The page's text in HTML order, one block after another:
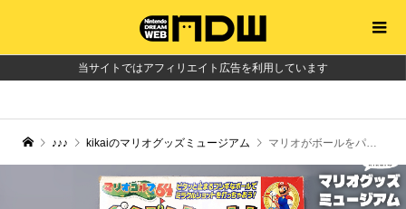
当サイトではアフィリエイト広告を利用しています
♪♪♪ kikaiのマリオグッズミュージアム マリオがボールをパシっと打つ！本格派のゴルフゲームおもちゃ【kikaiのマリオグッズミュージアム-04】